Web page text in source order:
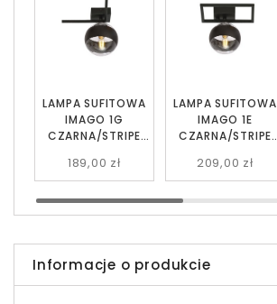
LAMPA SUFITOWA
IMAGO 1E
CZARNA/STRIPE
209,00 zł
LAMPA SUFITOWA
IMAGO 1G
CZARNA/STRIPE
189,00 zł
Informacje o produkcie